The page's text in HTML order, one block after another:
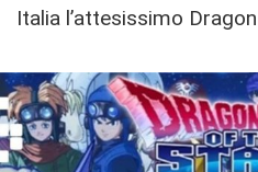
Italia l’attesissimo